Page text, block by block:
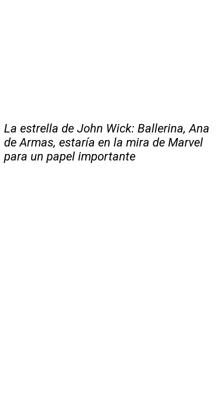
La estrella de John Wick: Ballerina, Ana
de Armas, estaría en la mira de Marvel
para un papel importante